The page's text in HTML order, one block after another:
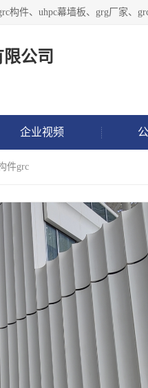
公司
企业视频
件grc